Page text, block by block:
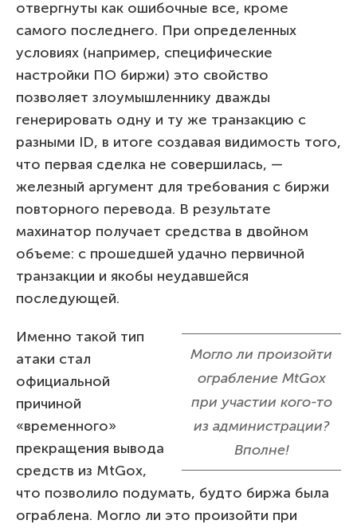
отвергнуты как ошибочные все, кроме
самого последнего. При определенных
условиях (например, специфические
настройки ПО биржи) это свойство
позволяет злоумышленнику дважды
генерировать одну и ту же транзакцию с
разными ID, в итоге создавая видимость того,
что первая сделка не совершилась, —
железный аргумент для требования с биржи
повторного перевода. В результате
махинатор получает средства в двойном
объеме: с прошедшей удачно первичной
транзакции и якобы неудавшейся
последующей.
Могло ли произойти
ограбление MtGox
при участии кого-то
из администрации?
Вполне!
Именно такой тип
атаки стал
официальной
причиной
«временного»
прекращения вывода
средств из MtGox,
что позволило подумать, будто биржа была
ограблена. Могло ли это произойти при